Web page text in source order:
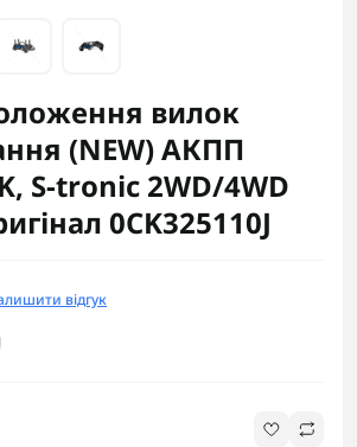
вилок
(NEW) АКПП
S-tronic 2WD/4WD
0CK325110J
відгук